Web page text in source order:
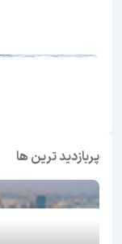
پربازدید ترین ها